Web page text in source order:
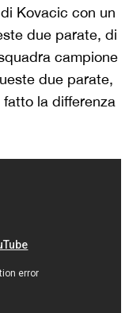
Kovacic con un
due parate, di
campione
due parate,
la differenza